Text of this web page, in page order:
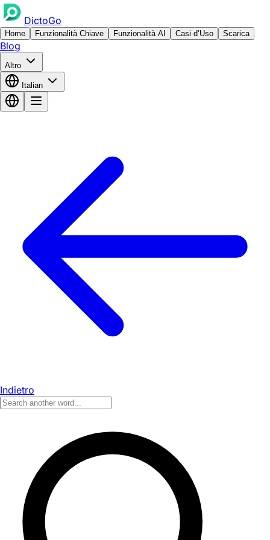
DictoGo
Home Funzionalità Chiave Funzionalità AI Casi d’Uso Scarica
Blog
Altro
Italian
Indietro